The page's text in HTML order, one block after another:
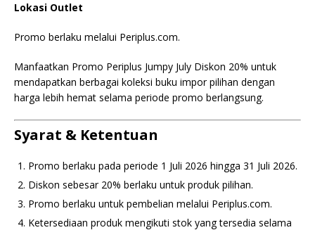
Lokasi Outlet
Promo berlaku melalui Periplus.com.
Manfaatkan Promo Periplus Jumpy July Diskon 20% untuk
mendapatkan berbagai koleksi buku impor pilihan dengan
harga lebih hemat selama periode promo berlangsung.
Syarat & Ketentuan
Promo berlaku pada periode 1 Juli 2026 hingga 31 Juli 2026.
Diskon sebesar 20% berlaku untuk produk pilihan.
Promo berlaku untuk pembelian melalui Periplus.com.
Ketersediaan produk mengikuti stok yang tersedia selama